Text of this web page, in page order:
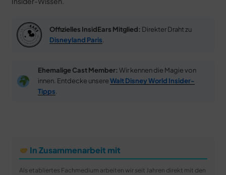
Offizielles InsidEars Mitglied: Direkter Draht zu
Disneyland Paris.
Ehemalige Cast Member: Wir kennen die Magie von
innen. Entdecke unsereWalt Disney World Insider-
Tipps.
In Zusammenarbeit mit
Als etabliertes Fachmedium arbeiten wir seit Jahren direkt mit den